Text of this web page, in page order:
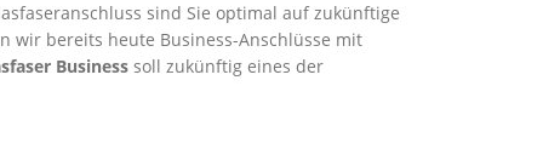
sind Sie optimal auf zukünftige
wir bereits heute Business-Anschlüsse mit
Business soll zukünftig eines der